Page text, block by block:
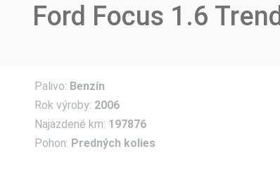
Ford Focus 1.6 Trend
Palivo: Benzín
Rok výroby: 2006
Najazdené km: 197876
Pohon: Predných kolies